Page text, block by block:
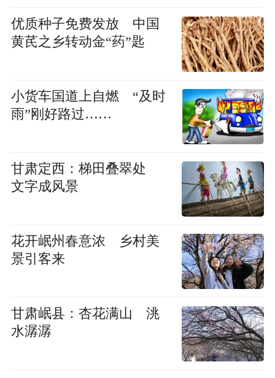
优质种子免费发放 中国
黄芪之乡转动金“药”匙
小货车国道上自燃 “及时
雨”刚好路过……
甘肃定西：梯田叠翠处
文字成风景
花开岷州春意浓 乡村美
景引客来
甘肃岷县：杏花满山 洮
水潺潺